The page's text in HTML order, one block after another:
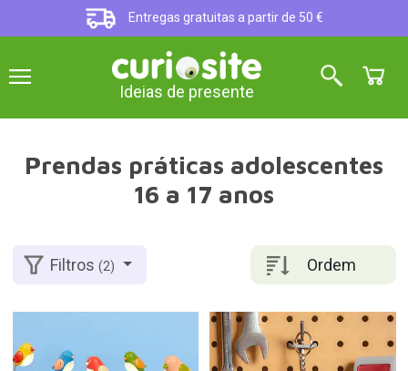
Entregas gratuitas a partir de 50 €
Ideias de presente
Prendas práticas adolescentes
16 a 17 anos
Ordem
Filtros(2)